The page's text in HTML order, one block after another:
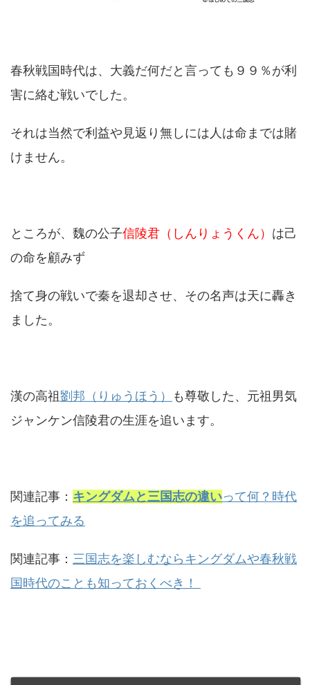
春秋戦国時代は、大義だ何だと言っても９９％が利
害に絡む戦いでした。
それは当然で利益や見返り無しには人は命までは賭
けません。
ところが、魏の公子信陵君（しんりょうくん） は己
の命を顧みず
捨て身の戦いで秦を退却させ、その名声は天に轟き
ました。
漢の高祖劉邦（りゅうほう）
も尊敬した、元祖男気
ジャンケン信陵君の生涯を追います。
関連記事： キングダムと三国志の違いって何？時代
を追ってみる
関連記事： 三国志を楽しむならキングダムや春秋戦
国時代のことも知っておくべき！